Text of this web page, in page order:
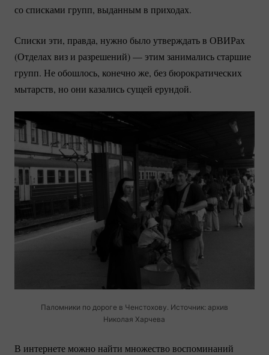
со списками групп, выданным в приходах.
Списки эти, правда, нужно было утверждать в ОВИРах
(Отделах виз и разрешений) — этим занимались старшие
групп. Не обошлось, конечно же, без бюрократических
мытарств, но они казались сущей ерундой.
Паломники по дороге в Ченстохову. Источник: архив
Николая Харчева
В интернете можно найти множество воспоминаний